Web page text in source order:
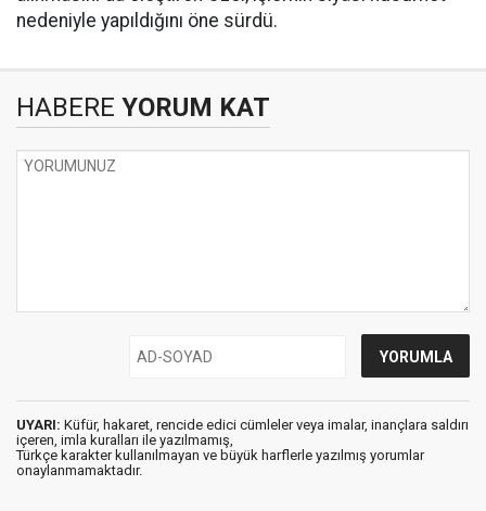
nedeniyle yapıldığını öne sürdü.
HABERE YORUM KAT
UYARI: Küfür, hakaret, rencide edici cümleler veya imalar, inançlara saldırı
içeren, imla kuralları ile yazılmamış,
Türkçe karakter kullanılmayan ve büyük harflerle yazılmış yorumlar
onaylanmamaktadır.